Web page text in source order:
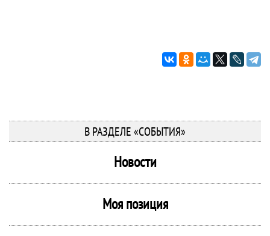
В РАЗДЕЛЕ «СОБЫТИЯ»
Новости
Моя позиция